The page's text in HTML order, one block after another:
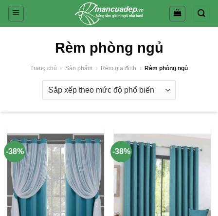
Skip
Rèm phòng ngủ
Trang chủ › Sản phẩm › Rèm gia đình › Rèm phòng ngủ
-38% -38%